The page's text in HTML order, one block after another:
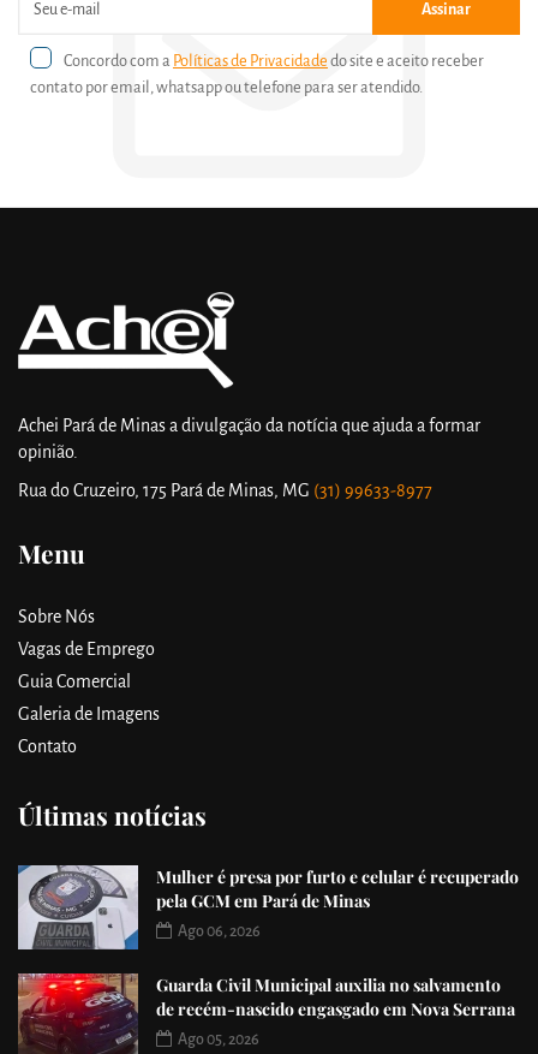
Assinar
Concordo com a Políticas de Privacidade do site e aceito receber
contato por email, whatsapp ou telefone para ser atendido.
Achei Pará de Minas a divulgação da notícia que ajuda a formar
opinião.
Rua do Cruzeiro, 175 Pará de Minas, MG (31) 99633-8977
Menu
Sobre Nós
Vagas de Emprego
Guia Comercial
Galeria de Imagens
Contato
Últimas notícias
Mulher é presa por furto e celular é recuperado
pela GCM em Pará de Minas
Ago 06, 2026
Guarda Civil Municipal auxilia no salvamento
de recém-nascido engasgado em Nova Serrana
Ago 05, 2026